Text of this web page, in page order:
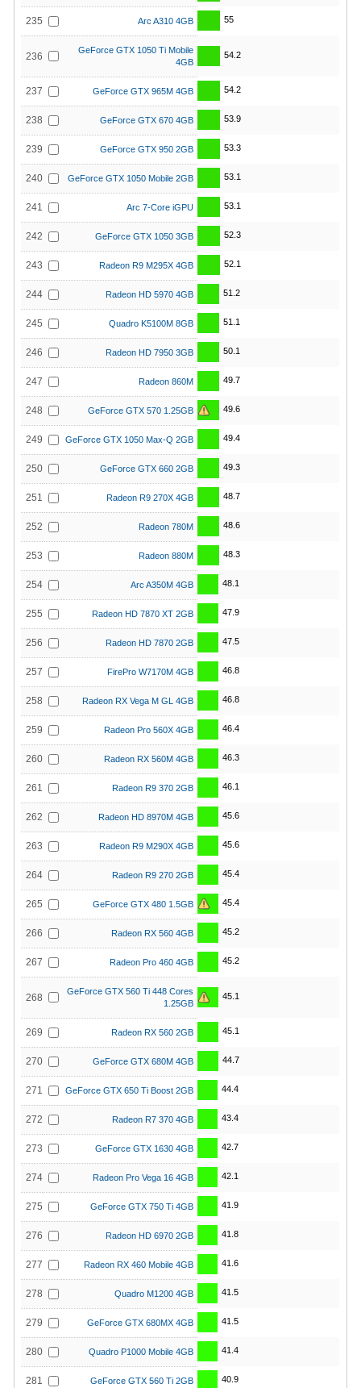
235 Arc A310 4GB 55
236
GeForce GTX 1050 Ti Mobile
4GB
54.2
237 GeForce GTX 965M 4GB 54.2
238 GeForce GTX 670 4GB 53.9
239 GeForce GTX 950 2GB 53.3
240 GeForce GTX 1050 Mobile 2GB 53.1
241 Arc 7-Core iGPU 53.1
242 GeForce GTX 1050 3GB 52.3
243 Radeon R9 M295X 4GB 52.1
244 Radeon HD 5970 4GB 51.2
245 Quadro K5100M 8GB 51.1
246 Radeon HD 7950 3GB 50.1
247 Radeon 860M 49.7
248 GeForce GTX 570 1.25GB 49.6
249 GeForce GTX 1050 Max-Q 2GB 49.4
250 GeForce GTX 660 2GB 49.3
251 Radeon R9 270X 4GB 48.7
252 Radeon 780M 48.6
253 Radeon 880M 48.3
254 Arc A350M 4GB 48.1
255 Radeon HD 7870 XT 2GB 47.9
256 Radeon HD 7870 2GB 47.5
257 FirePro W7170M 4GB 46.8
258 Radeon RX Vega M GL 4GB 46.8
259 Radeon Pro 560X 4GB 46.4
260 Radeon RX 560M 4GB 46.3
261 Radeon R9 370 2GB 46.1
262 Radeon HD 8970M 4GB 45.6
263 Radeon R9 M290X 4GB 45.6
264 Radeon R9 270 2GB 45.4
265 GeForce GTX 480 1.5GB 45.4
266 Radeon RX 560 4GB 45.2
267 Radeon Pro 460 4GB 45.2
268
GeForce GTX 560 Ti 448 Cores
1.25GB
45.1
269 Radeon RX 560 2GB 45.1
270 GeForce GTX 680M 4GB 44.7
271 GeForce GTX 650 Ti Boost 2GB 44.4
272 Radeon R7 370 4GB 43.4
273 GeForce GTX 1630 4GB 42.7
274 Radeon Pro Vega 16 4GB 42.1
275 GeForce GTX 750 Ti 4GB 41.9
276 Radeon HD 6970 2GB 41.8
277 Radeon RX 460 Mobile 4GB 41.6
278 Quadro M1200 4GB 41.5
279 GeForce GTX 680MX 4GB 41.5
280 Quadro P1000 Mobile 4GB 41.4
281 GeForce GTX 560 Ti 2GB 40.9